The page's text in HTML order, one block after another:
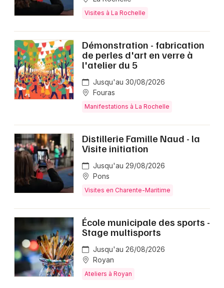
Visites à La Rochelle
Démonstration - fabrication
de perles d'art en verre à
l'atelier du 5
Jusqu'au 30/08/2026
Fouras
Manifestations à La Rochelle
Distillerie Famille Naud - la
Visite initiation
Jusqu'au 29/08/2026
Pons
Visites en Charente-Maritime
École municipale des sports -
Stage multisports
Jusqu'au 26/08/2026
Royan
Ateliers à Royan